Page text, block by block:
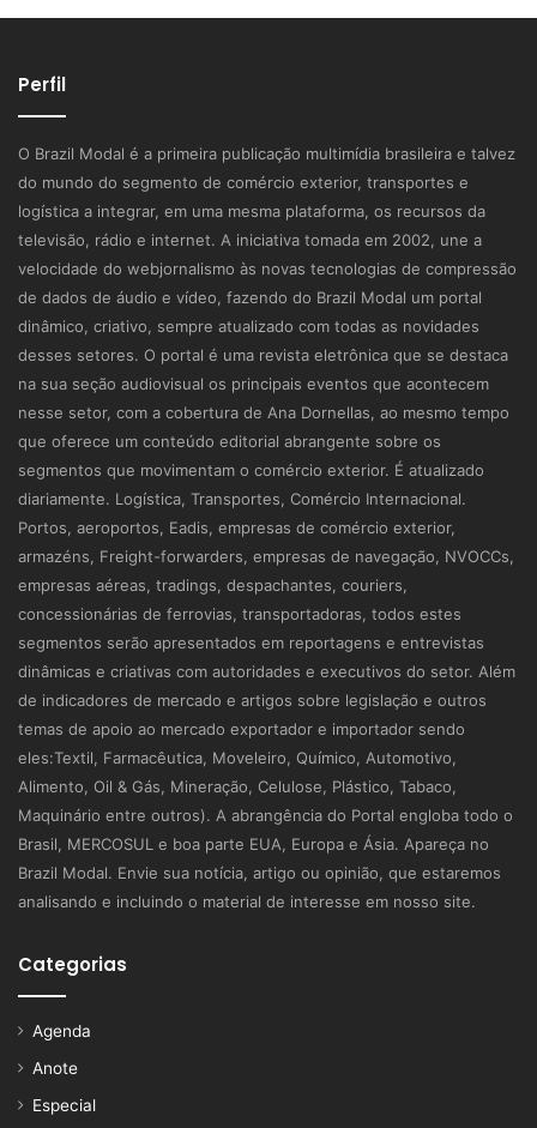
Perfil
O Brazil Modal é a primeira publicação multimídia brasileira e talvez
do mundo do segmento de comércio exterior, transportes e
logística a integrar, em uma mesma plataforma, os recursos da
televisão, rádio e internet. A iniciativa tomada em 2002, une a
velocidade do webjornalismo às novas tecnologias de compressão
de dados de áudio e vídeo, fazendo do Brazil Modal um portal
dinâmico, criativo, sempre atualizado com todas as novidades
desses setores. O portal é uma revista eletrônica que se destaca
na sua seção audiovisual os principais eventos que acontecem
nesse setor, com a cobertura de Ana Dornellas, ao mesmo tempo
que oferece um conteúdo editorial abrangente sobre os
segmentos que movimentam o comércio exterior. É atualizado
diariamente. Logística, Transportes, Comércio Internacional.
Portos, aeroportos, Eadis, empresas de comércio exterior,
armazéns, Freight-forwarders, empresas de navegação, NVOCCs,
empresas aéreas, tradings, despachantes, couriers,
concessionárias de ferrovias, transportadoras, todos estes
segmentos serão apresentados em reportagens e entrevistas
dinâmicas e criativas com autoridades e executivos do setor. Além
de indicadores de mercado e artigos sobre legislação e outros
temas de apoio ao mercado exportador e importador sendo
eles:Textil, Farmacêutica, Moveleiro, Químico, Automotivo,
Alimento, Oil & Gás, Mineração, Celulose, Plástico, Tabaco,
Maquinário entre outros). A abrangência do Portal engloba todo o
Brasil, MERCOSUL e boa parte EUA, Europa e Ásia. Apareça no
Brazil Modal. Envie sua notícia, artigo ou opinião, que estaremos
analisando e incluindo o material de interesse em nosso site.
Categorias
Agenda
Anote
Especial